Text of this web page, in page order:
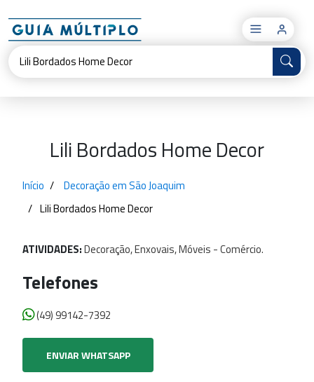
×
Lili Bordados Home Decor
Início
Decoração em São Joaquim
Lili Bordados Home Decor
ATIVIDADES:Decoração,Enxovais,Móveis -Comércio.
Telefones
(49) 99142-7392
ENVIAR WHATSAPP